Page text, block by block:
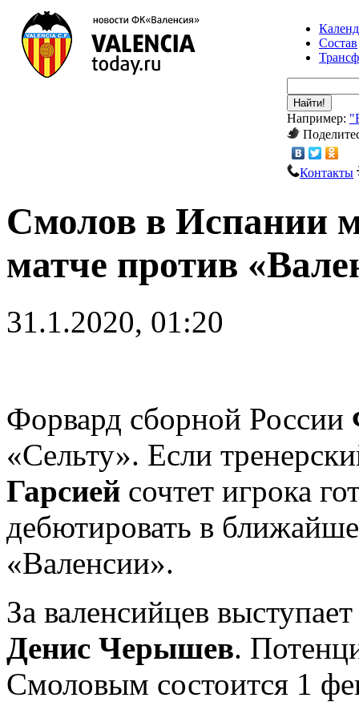
Состав
Найти!
Например:
Контакты
Смолов в Испании
матче против
31.1.2020, 01:20
Форвард сборной России
«Сельту». Если
Гарсией сочтет игрока
дебютировать в
«Валенсии».
За валенсийцев
Денис Черышев.
Смоловым состоится 1